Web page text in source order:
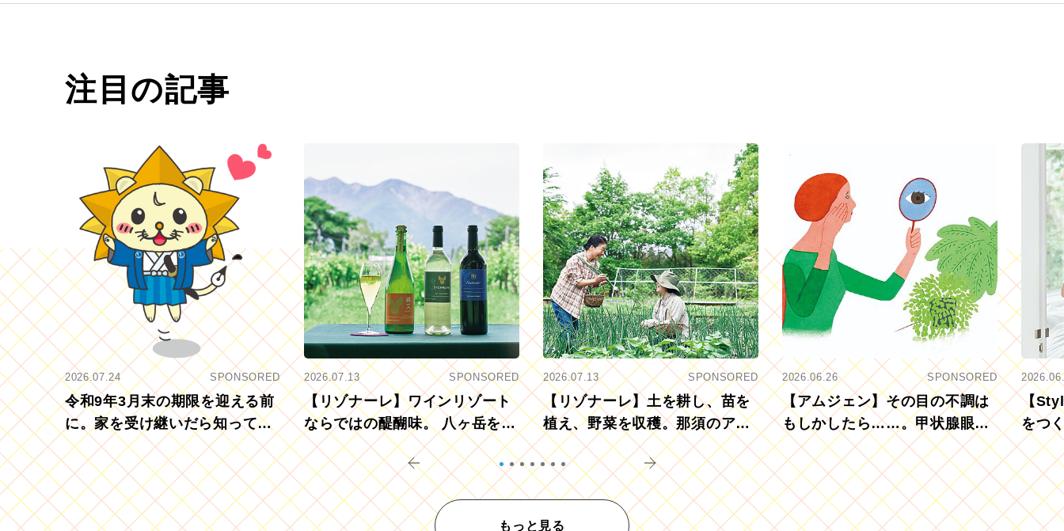
注目の記事
2026.07.24 SPONSORED
令和9年3月末の期限を迎える前
に。家を受け継いだら知ってお
きたい「相続登記の義務化」
2026.07.13 SPONSORED
【リゾナーレ】ワインリゾート
ならではの醍醐味。 八ヶ岳を望
むブドウ畑でアペロ
2026.07.13 SPONSORED
【リゾナーレ】土を耕し、苗を
植え、野菜を収穫。那須のアグ
リツーリズモを体験
2026.06.26 SPONSORED
【アムジェン】その目の不調は
もしかしたら……。甲状腺眼症
を知っていますか？
【
をつ
もっと見る